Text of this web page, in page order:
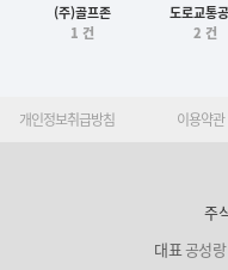
후기보기
(주)골프존
1 건
후기보기
도로교통
2 건
개인정보취급방침 이용약관
주
대표공성랑